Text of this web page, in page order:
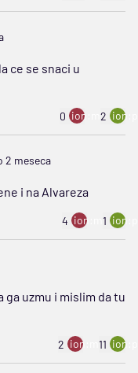
ce se snaci u
0 ion:minus
2
2 meseca
i na Alvareza
4 ion:minus
1
uzmu i mislim da tu
2 ion:minus
11